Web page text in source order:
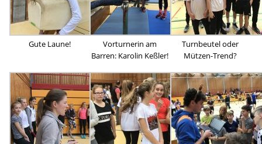
Gute Laune!
Vorturnerin am
Barren: Karolin Keßler!
Turnbeutel oder
Mützen-Trend?